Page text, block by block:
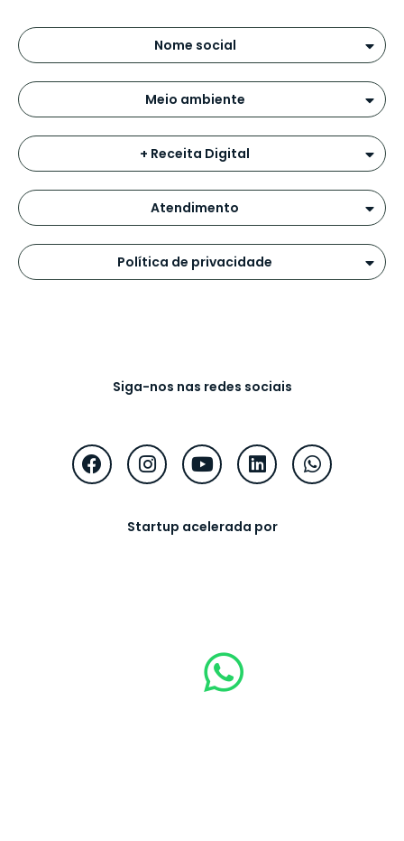
Nome social
Meio ambiente
+ Receita Digital
Atendimento
Política de privacidade
Siga-nos nas redes sociais
Startup acelerada por